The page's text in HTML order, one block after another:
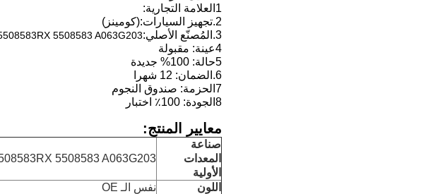
1العلامة التجارية:
2. تجهيز السيارات:(كومينز)
3. المُصنّع الأصلي:5508583 A063G203
4عينة: مقبولة
5حالة: 100% جديدة
6. الضمان: 12 شهرا
7الحزمة: صندوق النجوم
8الجودة: 100٪ اختبار
معايير المنتج:
صناعة
المعدات
الأولية
5508583 A063G203
اللون نفس الـ OE